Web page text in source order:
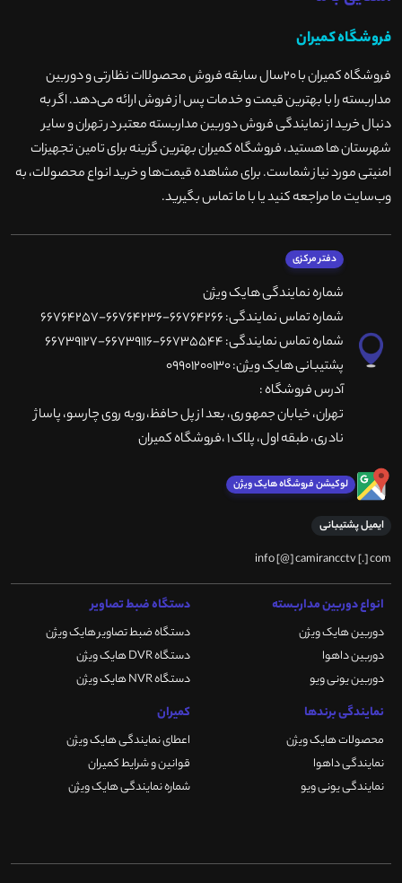
فروشگاه کمیران
فروشگاه کمیران با ۲۰سال سابقه فروش محصولاات نظارتی و دوربین
مداربسته را با بهترین قیمت و خدمات پس از فروش ارائه می‌دهد. اگر به
دنبال خرید از نمایندگی فروش دوربین مداربسته معتبر در تهران و سایر
شهرستان ها هستید، فروشگاه کمیران بهترین گزینه برای تامین تجهیزات
امنیتی مورد نیاز شماست. برای مشاهده قیمت‌ها و خرید انواع محصولات، به
وب‌سایت ما مراجعه کنید یا با ما تماس بگیرید.
دفتر مرکزی
شماره نمایندگی هایک ویژن
شماره تماس نمایندگی: 66764266-66764236-66764257
شماره تماس نمایندگی: 66735544-66739116-66739127
پشتیبانی هایک ویژن: 09901200130
آدرس فروشگاه :
تهران، خيابان جمهوری، بعد از پل حافظ،روبه روی چارسو، پاساژ
نادری، طبقه اول، پلاک 1 ،فروشگاه کمیران
لوکیشن فروشگاه هایک ویژن
ایمیل پشتیبانی
info [@] camirancctv [.] com
انواع دوربین مداربسته
دوربین هایک ویژن
دوربین داهوا
دوربین یونی ویو
دستگاه ضبط تصاویر
دستگاه ضبط تصاویر هایک ویژن
دستگاه DVR هایک ویژن
دستگاه NVR هایک ویژن
نمایندگی برندها
محصولات هایک ویژن
نمایندگی داهوا
نمایندگی یونی ویو
کمیران
اعطای نمایندگی هایک ویژن
قوانین و شرایط کمیران
شماره نمایندگی هایک ویژن